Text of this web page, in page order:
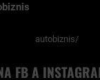
autobiznis/
FB A